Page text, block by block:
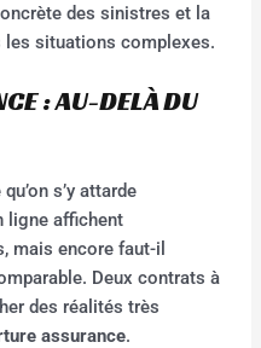
des sinistres et la
les situations complexes.
: AU-DELÀ DU
s’y attarde
ligne affichent
mais encore faut-il
Deux contrats à
des réalités très
assurance.